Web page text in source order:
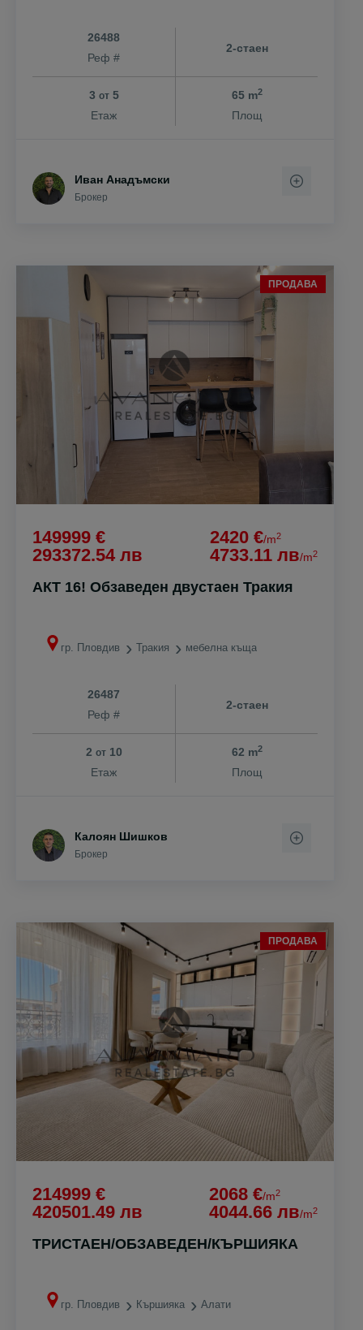
26488
Реф #
2-стаен
3 от5
Етаж
65 m2
Площ
Иван Анадъмски
Брокер
ПРОДАВА
149999 €
293372.54 лв
2420 €/m2
4733.11 лв/m2
АКТ 16! Обзаведен двустаен Тракия
гр. Пловдив Тракия мебелна къща
26487
Реф #
2-стаен
2 от10
Етаж
62 m2
Площ
Калоян Шишков
Брокер
ПРОДАВА
214999 €
420501.49 лв
2068 €/m2
4044.66 лв/m2
ТРИСТАЕН/ОБЗАВЕДЕН/КЪРШИЯКА
гр. Пловдив Кършияка Алати